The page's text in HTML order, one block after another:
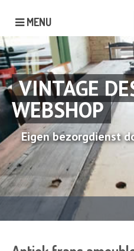
MENU
VINTAGE
WEBSHOP
Eigen bezorgdienst